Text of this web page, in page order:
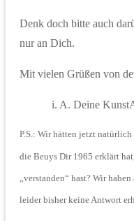
Denk doch bitte auch
nur an Dich.
Mit vielen Grüßen von
i. A. Deine
P.S.: Wir hätten jetzt
die Beuys Dir 1965 erklärt
„verstanden“ hast? Wir
leider bisher keine Antwort